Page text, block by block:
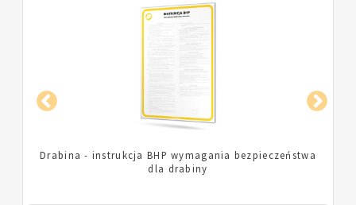
Prace na wysokości - instrukcja BHP przy pracach na
wysokości